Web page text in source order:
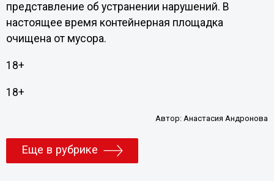
представление об устранении нарушений. В
настоящее время контейнерная площадка
очищена от мусора.
18+
18+
Автор:Анастасия Андронова
Еще в рубрике